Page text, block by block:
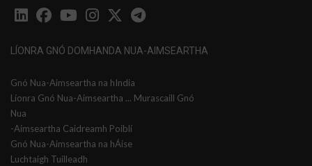
LÍONRA GNÓ DOMHANDA NUA-AIMSEARTHA
Gnó Nua-Aimseartha na hIndia
Líonra Gnó Nua-Aimseartha ... Murascaill Gnó
Nua
-Aimseartha Caidreamh Poiblí
Gnó Nua-Aimseartha na hÁise
Luchtaigh Tuilleadh